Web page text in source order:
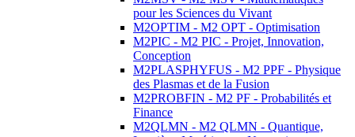
pour les Sciences du Vivant
M2OPTIM - M2 OPT - Optimisation
M2PIC - M2 PIC - Projet, Innovation,
Conception
M2PLASPHYFUS - M2 PPF - Physique
des Plasmas et de la Fusion
M2PROBFIN - M2 PF - Probabilités et
Finance
M2QLMN - M2 QLMN - Quantique,